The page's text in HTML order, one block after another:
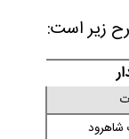
زیر است:
شاهرود